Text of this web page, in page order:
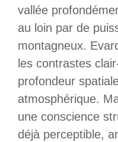
vallée
au loin par de
montagneux.
les contrastes
profondeur
atmosphérique.
une conscience
déjà perceptible,